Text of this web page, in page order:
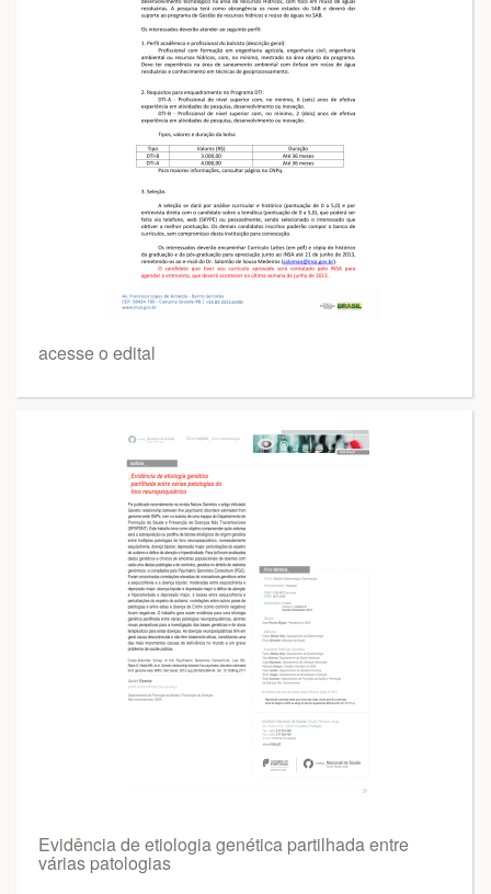
acesse o edital
Evidência de etiologia genética partilhada entre
várias patologias